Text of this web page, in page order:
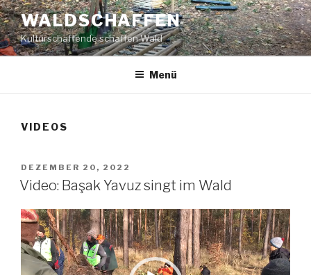
Zum
Inhalt
springen
WALDSCHAFFEN
Kulturschaffende schaffen Wald
Menü
VIDEOS
VERÖFFENTLICHT
AM
DEZEMBER 20, 2022
Video: Başak Yavuz singt im Wald
Video-
Player